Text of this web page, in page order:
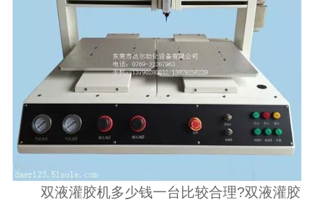
双液灌胶机多少钱一台比较合理?双液灌胶